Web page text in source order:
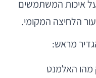
איכות המשתמשים
הלחיצה המקומי.
מראש:
מהו האלמנט